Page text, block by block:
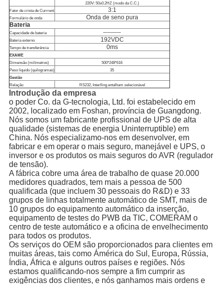
220V: 50±0.2HZ (modo da C.C.)
Fator de crista de Currrent
3:1
Formulário de onda
Onda de seno pura
Bateria
Capacidade de bateria ---------
Bateria externo 192VDC
Tempo de transferência 0ms
EXAME
Dimensão (milímetros)
500*248*616
Peso líquido (quilogramas)
35
Gestão
Relação
RS232, Interlling entalham selecionável
Introdução da empresa
o poder Co. da G-tecnologia, Ltd. foi estabelecido em
2002, localizado em Foshan, província de Guangdong.
Nós somos um fabricante profissional de UPS de alta
qualidade (sistemas de energia Uninterruptible) em
China. Nós especializamo-nos em desenvolver, em
fabricar e em operar o mais seguro, manejável e UPS, o
inversor e os produtos os mais seguros do AVR (regulador
de tensão).
A fábrica cobre uma área de trabalho de quase 20.000
medidores quadrados, tem mais a pessoa de 500
qualificada (que incluem 30 pessoais do R&D) e 33
grupos de linhas totalmente automático de SMT, mais de
10 grupos do equipamento automático da inserção,
equipamento de testes do PWB da TIC, COMERAM o
centro de teste automático e a oficina de envelhecimento
para todos os produtos.
Os serviços do OEM são proporcionados para clientes em
muitas áreas, tais como Ámérica do Sul, Europa, Rússia,
Índia, África e alguns outros países e regiões. Nós
estamos qualificando-nos sempre a fim cumprir as
exigências dos clientes, e nós ganhamos mais ordens e